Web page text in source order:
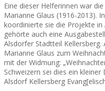
Eine dieser Helferinnen war
Marianne Glaus (1916-2013).
koordinierte sie die Projekte in
gehörte auch eine
Alsdorfer Stadtteil Kellersberg.
Marianne Glaus zum
mit der Widmung:
Schweizern sei dies ein
Alsdorf Kellersberg